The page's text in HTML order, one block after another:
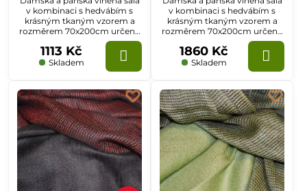
v kombinaci s hedvábím s
krásným tkaným vzorem a
rozměrem 70x200cm určená
k celoročnímu nošení.
Skladem
1113 Kč
v kombinaci s hedvábím s
krásným tkaným vzorem a
rozměrem 70x200cm určená
k celoročnímu nošení.
Skladem
1860 Kč